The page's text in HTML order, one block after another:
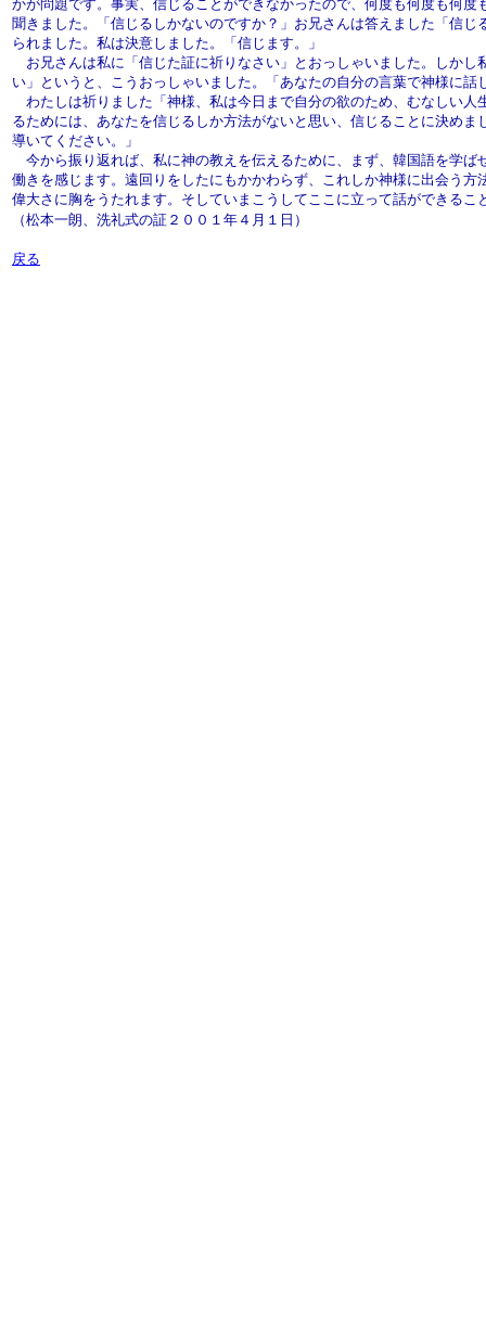
かが問題です。事実、信じることができなかったので、何度も何度も何
聞きました。「信じるしかないのですか？」お兄さんは答えました「信
られました。私は決意しました。「信じます。」
お兄さんは私に「信じた証に祈りなさい」とおっしゃいました。しかし
い」というと、こうおっしゃいました。「あなたの自分の言葉で神様に話
わたしは祈りました「神様、私は今日まで自分の欲のため、むなしい人
るためには、あなたを信じるしか方法がないと思い、信じることに決め
導いてください。」
今から振り返れば、私に神の教えを伝えるために、まず、韓国語を学ば
働きを感じます。遠回りをしたにもかかわらず、これしか神様に出会う
偉大さに胸をうたれます。そしていまこうしてここに立って話ができるこ
（松本一朗、洗礼式の証 ２００１年４月１日）
戻る